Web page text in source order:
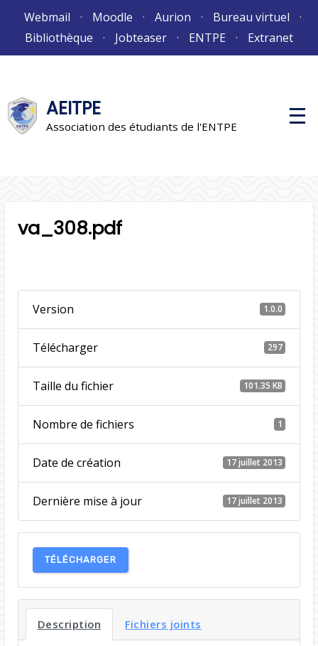
Webmail Moodle Aurion
Bureau virtuel
Bibliothèque
Jobteaser ENTPE Extranet
AEITPE
Association des étudiants de l'ENTPE
M
e
va_308.pdf
Version 1.0.0
Télécharger 297
Taille du fichier 101.35 KB
Nombre de fichiers 1
Date de création 17 juillet 2013
Dernière mise à jour 17 juillet 2013
TÉLÉCHARGER
Description Fichiers joints